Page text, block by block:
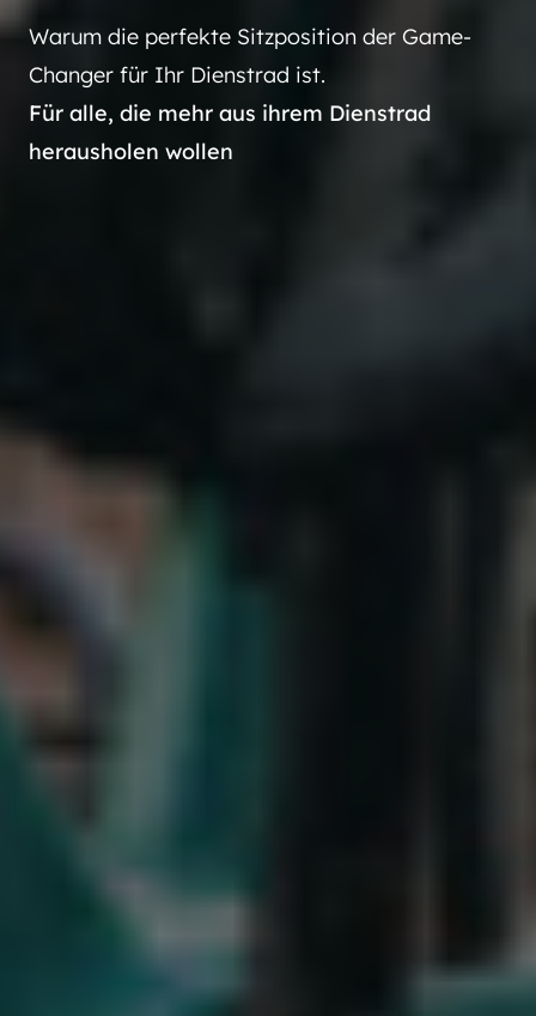
Warum die perfekte Sitzposition der Game-
Changer für Ihr Dienstrad ist.
Für alle, die mehr aus ihrem Dienstrad
herausholen wollen